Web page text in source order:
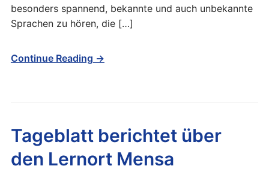
besonders spannend, bekannte und auch unbekannte
Sprachen zu hören, die […]
Continue Reading →
Tageblatt berichtet über
den Lernort Mensa